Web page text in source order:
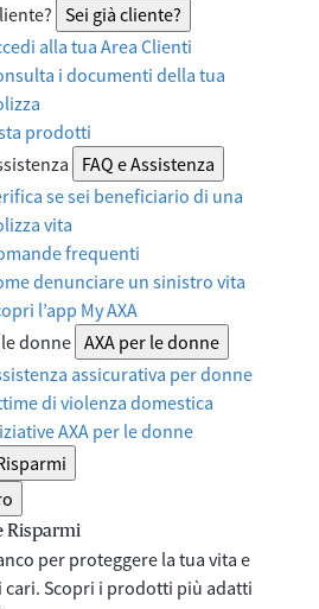
Sei già cliente?
alla tua Area Clienti
i documenti della tua
prodotti
FAQ e Assistenza
se sei beneficiario di una
vita
frequenti
denunciare un sinistro vita
l’app My AXA
donne AXA per le donne
assicurativa per donne
di violenza domestica
AXA per le donne
Risparmi
per proteggere la tua vita e
Scopri i prodotti più adatti